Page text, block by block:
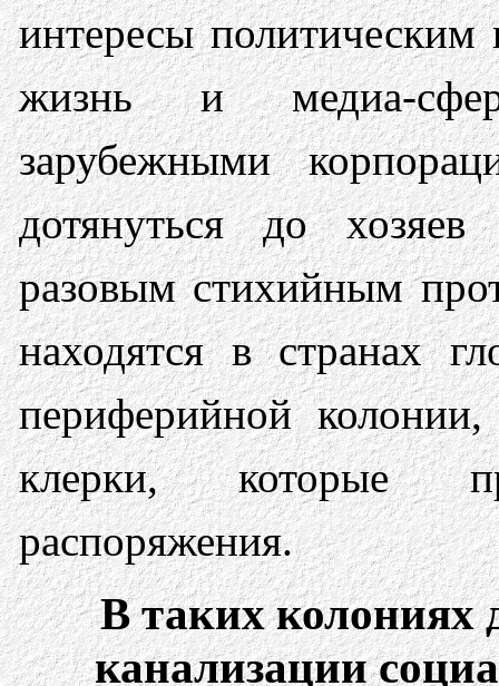
интересы политическим
жизнь и медиа-
зарубежными
дотянуться до хозяев
разовым стихийным
находятся в странах
периферийной
клерки, которые
распоряжения.
В таких колониях
канализации